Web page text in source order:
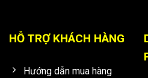
HỖ TRỢ KHÁCH HÀNG
Hướng dẫn mua hàng